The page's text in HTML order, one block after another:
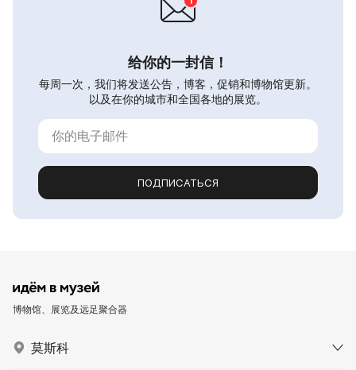
给你的一封信！
每周一次，我们将发送公告，博客，促销和博物馆更新。
以及在你的城市和全国各地的展览。
ПОДПИСАТЬСЯ
博物馆、展览及远足聚合器
莫斯科